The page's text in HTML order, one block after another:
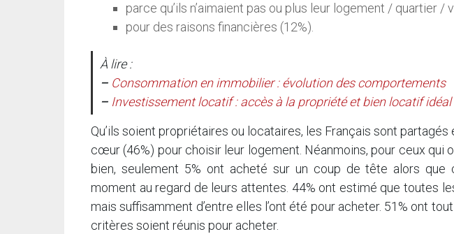
parce qu’ils n’aimaient pas ou plus leur logement / quartier /
pour des raisons financières (12%).
À lire :
– Consommation en immobilier : évolution des comportements
– Investissement locatif : accès à la propriété et bien locatif idéal
Qu’ils soient propriétaires ou locataires, les Français sont
cœur (46%) pour choisir leur logement. Néanmoins, pour ceux qui
bien, seulement 5% ont acheté sur un coup de tête alors que
moment au regard de leurs attentes. 44% ont estimé que toutes
mais suffisamment d’entre elles l’ont été pour acheter. 51% ont
critères soient réunis pour acheter.